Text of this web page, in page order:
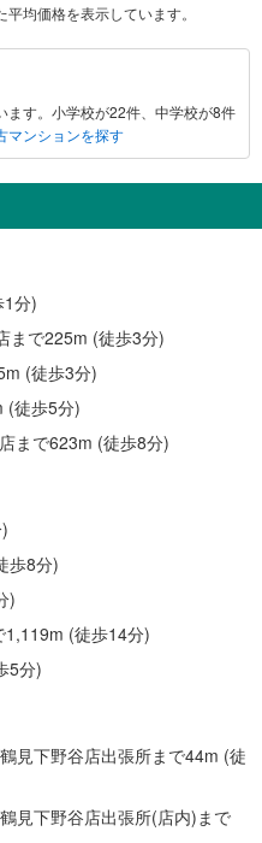
均価格を表示しています。
ます。小学校が22件、中学校が8件
マンションを探す
1分)
まで225m (徒歩3分)
(徒歩3分)
(徒歩5分)
まで623m (徒歩8分)
歩8分)
)
1,119m (徒歩14分)
5分)
見下野谷店出張所まで44m (徒
見下野谷店出張所(店内)まで